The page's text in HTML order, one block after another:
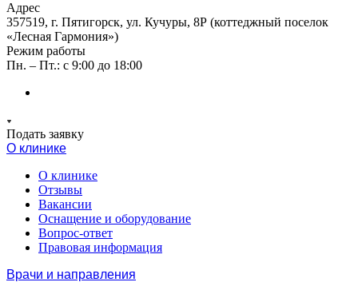
Адрес
357519, г. Пятигорск, ул. Кучуры, 8Р (коттеджный поселок
«Лесная Гармония»)
Режим работы
Пн. – Пт.: с 9:00 до 18:00
Подать заявку
О клинике
О клинике
Отзывы
Вакансии
Оснащение и оборудование
Вопрос-ответ
Правовая информация
Врачи и направления